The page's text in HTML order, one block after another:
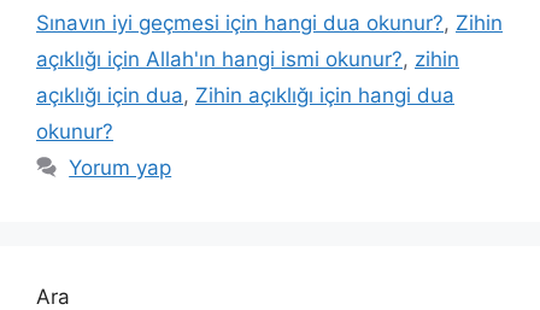
Sınavın iyi geçmesi için hangi dua okunur?, Zihin
açıklığı için Allah'ın hangi ismi okunur?, zihin
açıklığı için dua, Zihin açıklığı için hangi dua
okunur?
Yorum yap
Ara